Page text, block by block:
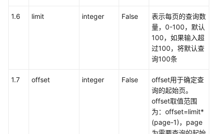
1.6 limit integer False
表示每页的查询数
量，0-100，默认
100，如果输入超
过100，将默认查
询100条
1.7 offset integer False
offset用于确定查
询的起始页。
offset取值范围
为：offset=limit*
(page-1)，page